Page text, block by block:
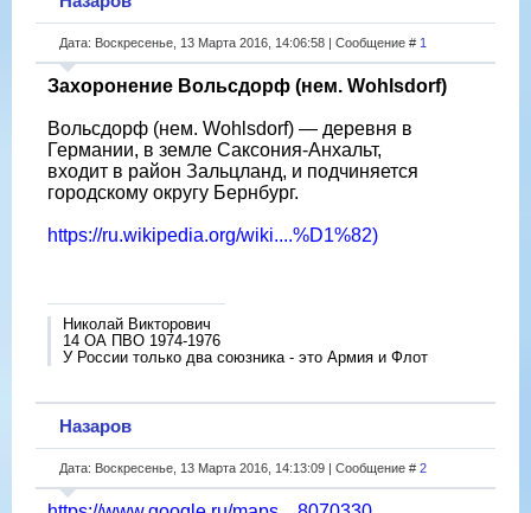
Дата: Воскресенье, 13 Марта 2016, 14:06:58 | Сообщение # 1
Захоронение Вольсдорф (нем. Wohlsdorf)
Вольсдорф (нем. Wohlsdorf) — деревня в
Германии, в земле Саксония-Анхальт,
входит в район Зальцланд, и подчиняется
городскому округу Бернбург.
https://ru.wikipedia.org/wiki....%D1%82)
Николай Викторович
14 ОА ПВО 1974-1976
У России только два союзника - это Армия и Флот
Назаров
Дата: Воскресенье, 13 Марта 2016, 14:13:09 | Сообщение # 2